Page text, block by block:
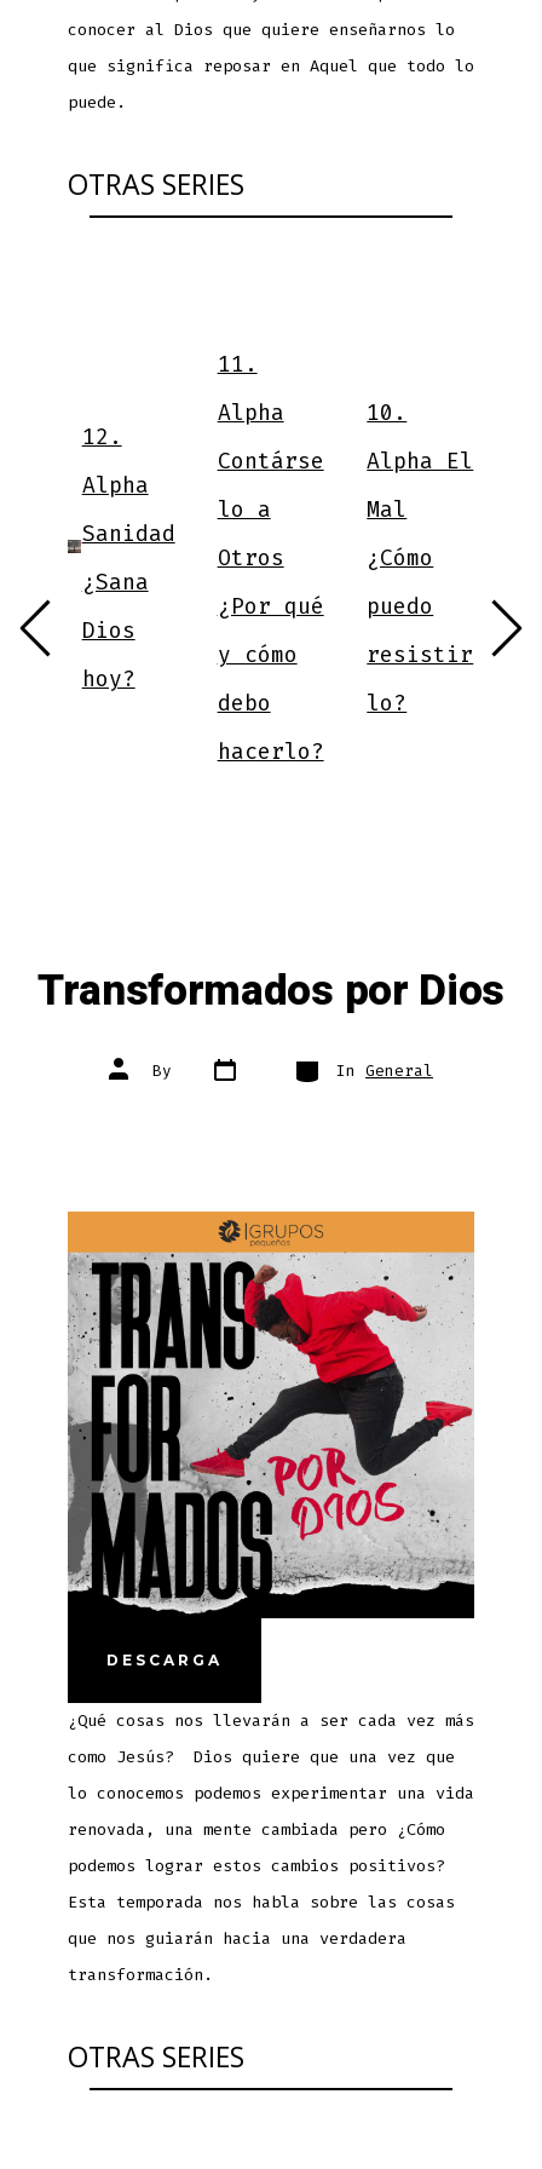
conocer al Dios que quiere enseñarnos lo
que significa reposar en Aquel que todo lo
puede.
OTRAS SERIES
12.
Alpha
Sanidad
¿Sana
Dios
hoy?
11.
Alpha
Contárse
lo a
Otros
¿Por qué
y cómo
debo
hacerlo?
10.
Alpha El
Mal
¿Cómo
puedo
resistir
lo?
Transformados por Dios
Post
author
By Post
date
Categories
In General
DESCARGA
¿Qué cosas nos llevarán a ser cada vez más
como Jesús? Dios quiere que una vez que
lo conocemos podemos experimentar una vida
renovada, una mente cambiada pero ¿Cómo
podemos lograr estos cambios positivos?
Esta temporada nos habla sobre las cosas
que nos guiarán hacia una verdadera
transformación.
OTRAS SERIES